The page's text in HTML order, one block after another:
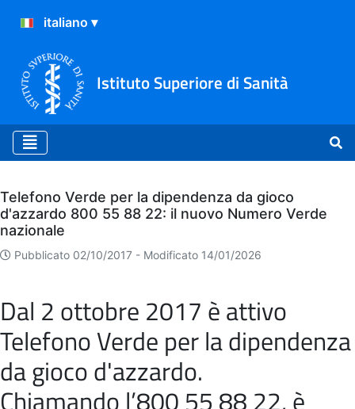
Istituto Superiore di Sanità
Archivio
Telefono Verde per la dipendenza da gioco
d'azzardo 800 55 88 22: il nuovo Numero Verde
nazionale
Pubblicato 02/10/2017 - Modificato 14/01/2026
Dal 2 ottobre 2017 è attivo
Telefono Verde per la dipendenza
da gioco d'azzardo.
Chiamando l’800 55 88 22, è